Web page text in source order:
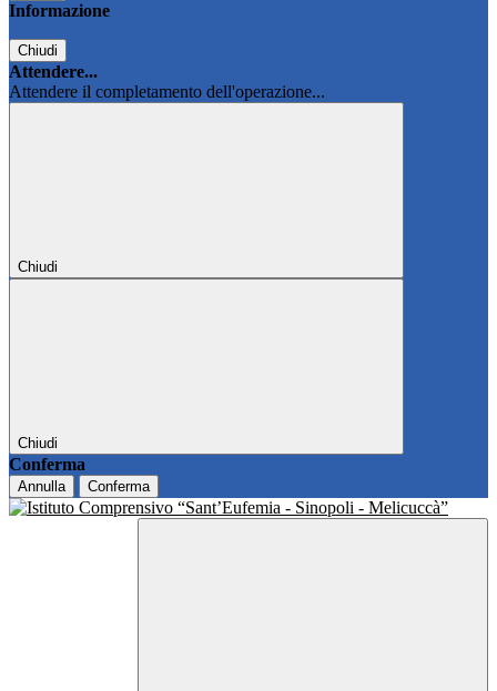
Informazione
Chiudi
Attendere...
Attendere il completamento dell'operazione...
Chiudi
Chiudi
Conferma
Annulla Conferma